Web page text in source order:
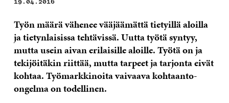
Työn määrä vähenee vääjäämättä tietyillä aloilla
ja tietynlaisissa tehtävissä. Uutta työtä syntyy,
mutta usein aivan erilaisille aloille. Työtä on ja
tekijöitäkin riittää, mutta tarpeet ja tarjonta eivät
kohtaa. Työmarkkinoita vaivaava kohtaanto-
ongelma on todellinen.